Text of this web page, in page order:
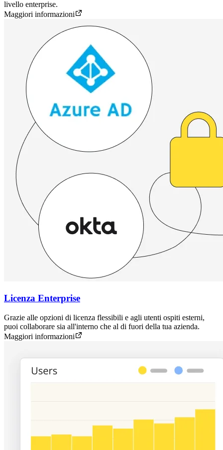
livello enterprise.
Maggiori informazioni
Licenza Enterprise
Grazie alle opzioni di licenza flessibili e agli utenti ospiti esterni,
puoi collaborare sia all'interno che al di fuori della tua azienda.
Maggiori informazioni